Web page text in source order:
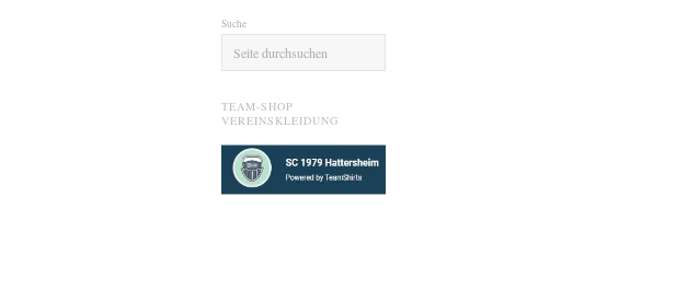
Suche
TEAM-SHOP
VEREINSKLEIDUNG